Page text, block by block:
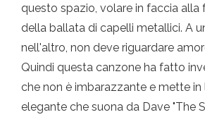
questo spazio, volare in faccia alla
della ballata di capelli metallici. A
nell'altro, non deve riguardare
Quindi questa canzone ha fatto
che non è imbarazzante e mette in
elegante che suona da Dave "The